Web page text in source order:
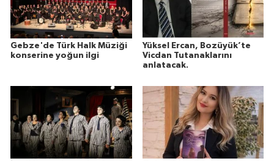
Gebze'de Türk Halk Müziği
konserine yoğun ilgi
Yüksel Ercan, Bozüyük’te
Vicdan Tutanaklarını
anlatacak.